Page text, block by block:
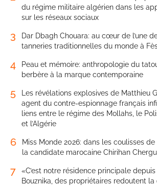
du régime militaire algérien dans les
sur les réseaux sociaux
3
Dar Dbagh Chouara: au cœur de l’une
tanneries traditionnelles du monde à
4
Peau et mémoire: anthropologie du
berbère à la marque contemporaine
5
Les révélations explosives de Matthieu
agent du contre-espionnage français
liens entre le régime des Mollahs, le
et l’Algérie
6
Miss Monde 2026: dans les coulisses
la candidate marocaine Chirihan
7
«C’est notre résidence principale depuis
Bouznika, des propriétaires redoutent